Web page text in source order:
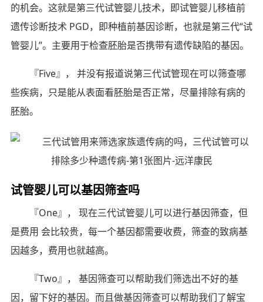
的机会。这就是第三代试管婴儿技术，即试管婴儿移植前
遗传诊断技术 PGD，即种植前基因诊断，也就是第三代“试
管婴儿”。主要用于检查胚胎是否携带有遗传缺陷的基因。
『Five』， 并没有报道说第三代试管现在可以筛查哪
些疾病，只是能从表面看胚胎是否正常，尽量排除有病的
胚胎。
试管婴儿可以基因筛查吗
『One』， 现在三代试管婴儿可以进行基因筛查，但
是费用 会比较贵，每一个基因都需要收费，筛查的致病基
因越多，费用也就越高。
『Two』， 基因筛查可以帮助我们筛选出不好的基
因，留下好的基因。而且做基因筛查可以帮助我们了解宝